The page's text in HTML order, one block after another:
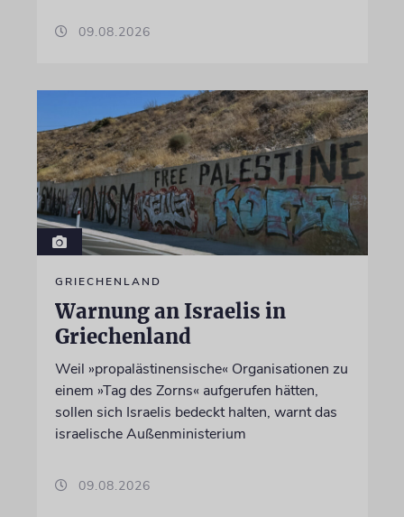
09.08.2026
GRIECHENLAND
Warnung an Israelis in
Griechenland
Weil »propalästinensische« Organisationen zu
einem »Tag des Zorns« aufgerufen hätten,
sollen sich Israelis bedeckt halten, warnt das
israelische Außenministerium
09.08.2026